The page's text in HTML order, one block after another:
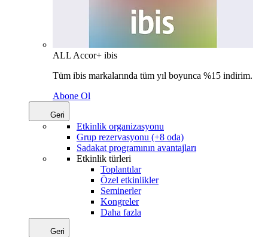
ALL Accor+ ibis
Tüm ibis markalarında tüm yıl boyunca %15 indirim.
Abone Ol
Geri
Etkinlik organizasyonu
Grup rezervasyonu (+8 oda)
Sadakat programının avantajları
Etkinlik türleri
Toplantılar
Özel etkinlikler
Seminerler
Kongreler
Daha fazla
Geri